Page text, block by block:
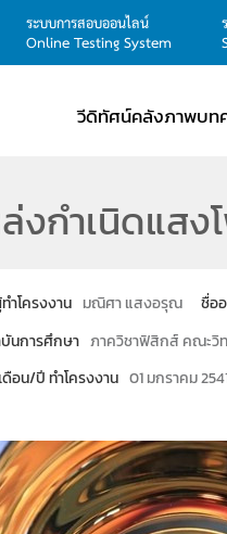
ระบบการสอบออนไลน์
Online Testing System
วีดิทัศน์คลังภาพบท
งกำเนิดแสง
ำโครงงาน มณิศา แสงอรุณ ชื่อ
นการศึกษา ภาควิชาฟิสิกส์ คณะวิ
อน/ปี ทำโครงงาน 01 มกราคม